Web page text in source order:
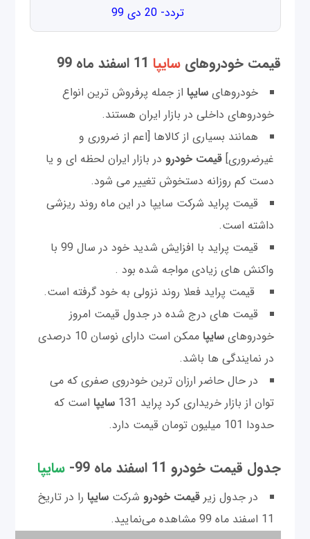
تردد- 20 دی 99
قیمت خودرو‌های سایپا 11 اسفند ماه 99
خودروهایسایپا از جمله پرفروش ترین انواع
خودروهای داخلی در بازار ایران هستند.
همانند بسیاری از کالاها [اعم از ضروری و
غیرضروری] قیمت خودرو در بازار ایران لحظه ای و یا
دست کم روزانه دستخوش تغییر می شود.
قیمت پراید شرکت سایپا در این ماه روند ریزشی
داشته است.
قیمت پراید با افزایش شدید خود در سال 99 با
واکنش های زیادی مواجه شده بود .
قیمت پراید فعلا روند نزولی به خود گرفته است.
قیمت های درج شده در جدول قیمت امروز
خودروهایسایپا
ممکن است دارای نوسان 10 درصدی
در نمایندگی ها باشد.
در حال حاضر ارزان ترین خودروی صفری که می
توان از بازار خریداری کرد پراید 131
سایپا است که
حدودا 101 میلیون تومان قیمت دارد.
جدول قیمت خودرو 11 اسفند ماه 99- سایپا
در جدول زیر قیمت خودرو شرکتسایپا را در تاریخ
11 اسفند ماه 99 مشاهده می‌نمایید.